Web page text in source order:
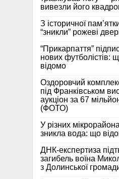
вивезли його
З історичної
“зникли” рожеві
“Прикарпаття”
нових футболістів:
відомо
Оздоровчий
під Франківськом
аукціон за 67
(ФОТО)
У різних
зникла вода: що
ДНК-експертиза
загибель воїна
з Долинської